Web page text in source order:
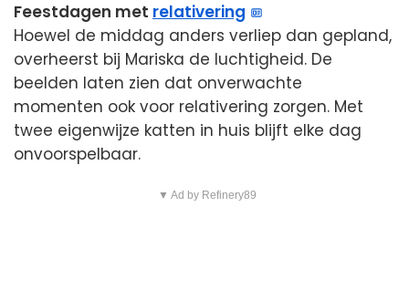
Feestdagen met relativering
Hoewel de middag anders verliep dan gepland,
overheerst bij Mariska de luchtigheid. De
beelden laten zien dat onverwachte
momenten ook voor relativering zorgen. Met
twee eigenwijze katten in huis blijft elke dag
onvoorspelbaar.
▼ Ad by Refinery89